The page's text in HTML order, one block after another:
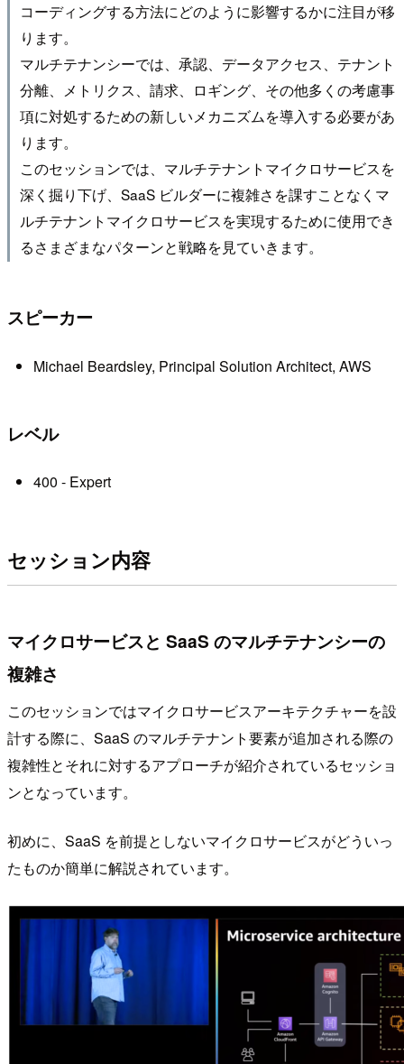
コーディングする方法にどのように影響するかに注目が移
ります。
マルチテナンシーでは、承認、データアクセス、テナント
分離、メトリクス、請求、ロギング、その他多くの考慮事
項に対処するための新しいメカニズムを導入する必要があ
ります。
このセッションでは、マルチテナントマイクロサービスを
深く掘り下げ、SaaS ビルダーに複雑さを課すことなくマ
ルチテナントマイクロサービスを実現するために使用でき
るさまざまなパターンと戦略を見ていきます。
スピーカー
Michael Beardsley, Principal Solution Architect, AWS
レベル
400 - Expert
セッション内容
マイクロサービスと SaaS のマルチテナンシーの
複雑さ
このセッションではマイクロサービスアーキテクチャーを設
計する際に、SaaS のマルチテナント要素が追加される際の
複雑性とそれに対するアプローチが紹介されているセッショ
ンとなっています。
初めに、SaaS を前提としないマイクロサービスがどういっ
たものか簡単に解説されています。